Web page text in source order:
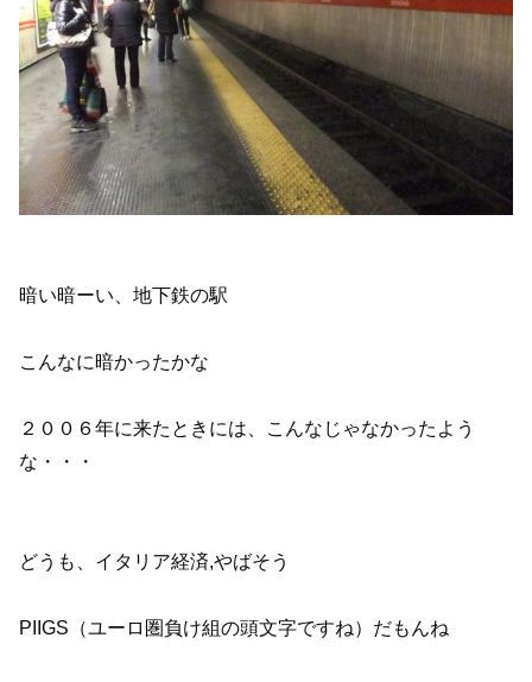
暗い暗ーい、地下鉄の駅
こんなに暗かったかな
２００６年に来たときには、こんなじゃなかったよう
な・・・
どうも、イタリア経済,やばそう
PIIGS（ユーロ圏負け組の頭文字ですね）だもんね